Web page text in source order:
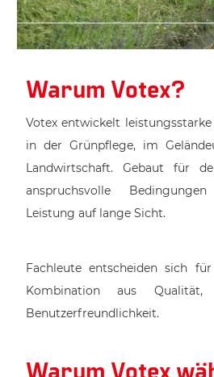
Warum Votex?
Votex entwickelt
in der Grünpflege, im
Landwirtschaft. Gebaut für
anspruchsvolle
Leistung auf lange Sicht.
Fachleute entscheiden sich
Kombination aus Qualität,
Benutzerfreundlichkeit.
Warum Votex